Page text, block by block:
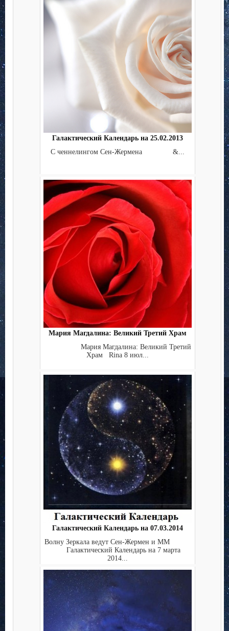
Галактический Календарь на 25.02.2013
С ченнелингом Сен-Жермена &...
Мария Магдалина: Великий Третий Храм
Мария Магдалина: Великий Третий
Храм Rina 8 июл...
Галактический Календарь на 07.03.2014
Волну Зеркала ведут Сен-Жермен и ММ
Галактический Календарь на 7 марта
2014...